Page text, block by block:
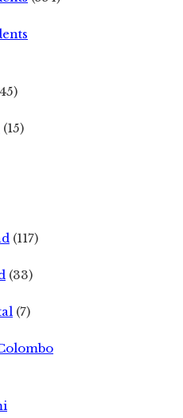
(15)
(117)
(33)
(7)